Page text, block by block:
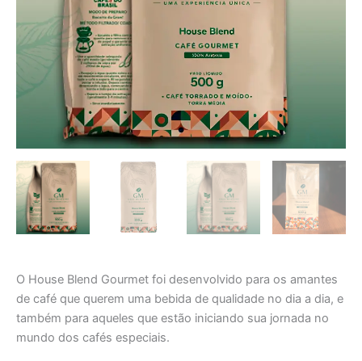
O House Blend Gourmet foi desenvolvido para os amantes
de café que querem uma bebida de qualidade no dia a dia, e
também para aqueles que estão iniciando sua jornada no
mundo dos cafés especiais.